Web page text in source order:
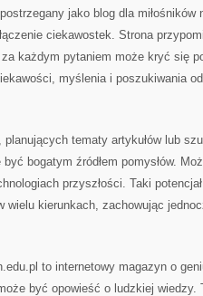
jako blog dla miłośników
ciekawostek. Strona
każdym pytaniem może kryć się
myślenia i poszukiwania
tematy artykułów lub
bogatym źródłem pomysłów.
przyszłości. Taki
wielu kierunkach, zachowując
to internetowy magazyn o
być opowieść o ludzkiej